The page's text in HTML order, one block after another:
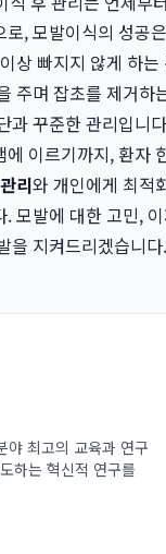
로, 모발이식의 성공
상 빠지지 않게 하
주며 잡초를 제거하
과 꾸준한 관리입니
에 이르기까지, 환자
리와 개인에게 최적
. 모발에 대한 고민,
을 지켜드리겠습니다.
야 최고의 교육과 연구
하는 혁신적 연구를